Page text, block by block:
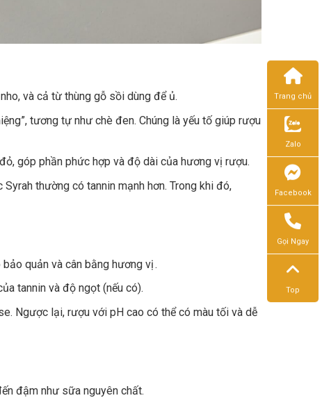
và cả từ thùng gỗ sồi dùng để ủ.
tương tự như chè đen. Chúng là yếu tố giúp rượu
góp phần phức hợp và độ dài của hương vị rượu.
thường có tannin mạnh hơn. Trong khi đó,
quản và cân bằng hương vị .
tannin và độ ngọt (nếu có).
Ngược lại, rượu với pH cao có thể có màu tối và dễ
đậm như sữa nguyên chất.
Trang chủ
Zalo
Facebook
Gọi Ngay
Top